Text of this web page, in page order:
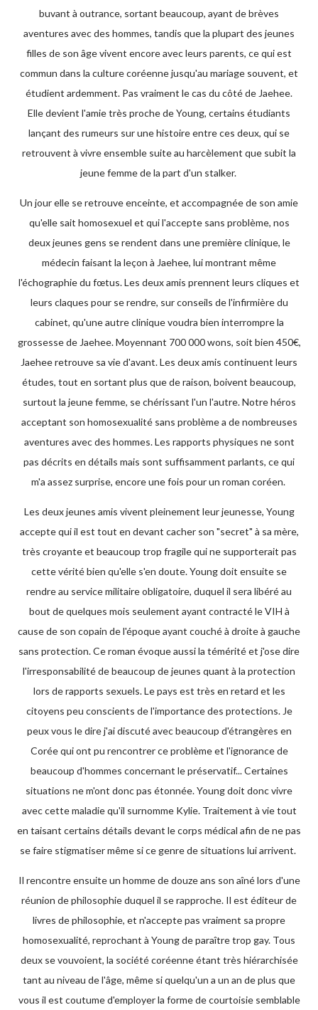
buvant à outrance, sortant beaucoup, ayant de brèves
aventures avec des hommes, tandis que la plupart des jeunes
filles de son âge vivent encore avec leurs parents, ce qui est
commun dans la culture coréenne jusqu'au mariage souvent, et
étudient ardemment. Pas vraiment le cas du côté de Jaehee.
Elle devient l'amie très proche de Young, certains étudiants
lançant des rumeurs sur une histoire entre ces deux, qui se
retrouvent à vivre ensemble suite au harcèlement que subit la
jeune femme de la part d'un stalker.
Un jour elle se retrouve enceinte, et accompagnée de son amie
qu'elle sait homosexuel et qui l'accepte sans problème, nos
deux jeunes gens se rendent dans une première clinique, le
médecin faisant la leçon à Jaehee, lui montrant même
l'échographie du fœtus. Les deux amis prennent leurs cliques et
leurs claques pour se rendre, sur conseils de l'infirmière du
cabinet, qu'une autre clinique voudra bien interrompre la
grossesse de Jaehee. Moyennant 700 000 wons, soit bien 450€,
Jaehee retrouve sa vie d'avant. Les deux amis continuent leurs
études, tout en sortant plus que de raison, boivent beaucoup,
surtout la jeune femme, se chérissant l'un l'autre. Notre héros
acceptant son homosexualité sans problème a de nombreuses
aventures avec des hommes. Les rapports physiques ne sont
pas décrits en détails mais sont suffisamment parlants, ce qui
m'a assez surprise, encore une fois pour un roman coréen.
Les deux jeunes amis vivent pleinement leur jeunesse, Young
accepte qui il est tout en devant cacher son "secret" à sa mère,
très croyante et beaucoup trop fragile qui ne supporterait pas
cette vérité bien qu'elle s'en doute. Young doit ensuite se
rendre au service militaire obligatoire, duquel il sera libéré au
bout de quelques mois seulement ayant contracté le VIH à
cause de son copain de l'époque ayant couché à droite à gauche
sans protection. Ce roman évoque aussi la témérité et j'ose dire
l'irresponsabilité de beaucoup de jeunes quant à la protection
lors de rapports sexuels. Le pays est très en retard et les
citoyens peu conscients de l'importance des protections. Je
peux vous le dire j'ai discuté avec beaucoup d'étrangères en
Corée qui ont pu rencontrer ce problème et l'ignorance de
beaucoup d'hommes concernant le préservatif... Certaines
situations ne m'ont donc pas étonnée. Young doit donc vivre
avec cette maladie qu'il surnomme Kylie. Traitement à vie tout
en taisant certains détails devant le corps médical afin de ne pas
se faire stigmatiser même si ce genre de situations lui arrivent.
Il rencontre ensuite un homme de douze ans son aîné lors d'une
réunion de philosophie duquel il se rapproche. Il est éditeur de
livres de philosophie, et n'accepte pas vraiment sa propre
homosexualité, reprochant à Young de paraître trop gay. Tous
deux se vouvoient, la société coréenne étant très hiérarchisée
tant au niveau de l'âge, même si quelqu'un a un an de plus que
vous il est coutume d'employer la forme de courtoisie semblable